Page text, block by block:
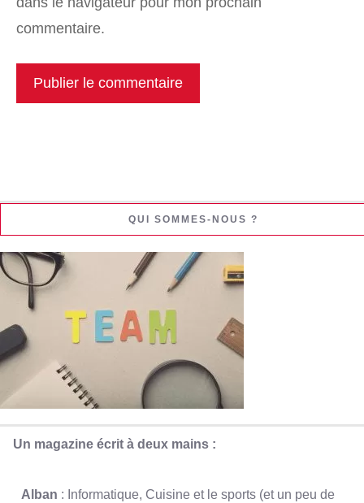
commentaire.
QUI SOMMES-NOUS ?
Un magazine écrit à deux mains :
Alban : Informatique, Cuisine et le sports (et un peu de